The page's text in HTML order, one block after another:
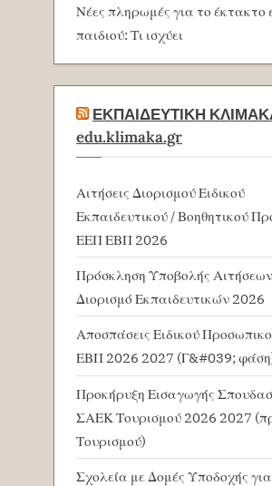
Νέες πληρωμές για το έκτακτο
παιδιού: Τι ισχύει
ΕΚΠΑΙΔΕΥΤΙΚΗ
edu.klimaka.gr
Αιτήσεις Διορισμού Ειδικού
Εκπαιδευτικού / Βοηθητικού
ΕΕΠ ΕΒΠ 2026
Πρόσκληση Υποβολής
Διορισμό Εκπαιδευτικών 2026
Αποσπάσεις Ειδικού
ΕΒΠ 2026 2027 (Γ&#039;
Προκήρυξη Εισαγωγής
ΣΑΕΚ Τουρισμού 2026 2027
Τουρισμού)
Σχολεία με Δομές Υποδοχής για